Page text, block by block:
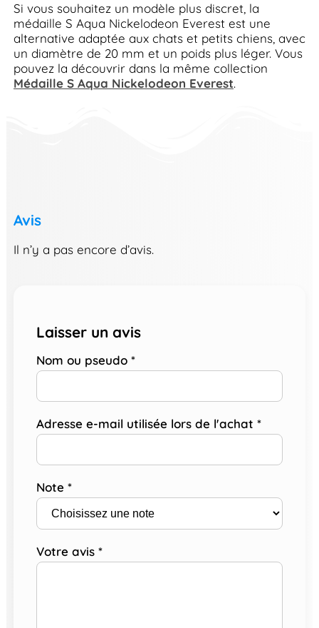
Si vous souhaitez un modèle plus discret, la
médaille S Aqua Nickelodeon Everest est une
alternative adaptée aux chats et petits chiens, avec
un diamètre de 20 mm et un poids plus léger. Vous
pouvez la découvrir dans la même collection
Médaille S Aqua Nickelodeon Everest.
Avis
Il n’y a pas encore d’avis.
Laisser un avis
Nom ou pseudo *
Adresse e-mail utilisée lors de l'achat *
Note *
Votre avis *